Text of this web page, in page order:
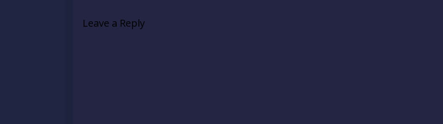
Leave a Reply